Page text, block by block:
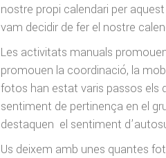
nostre propi calendari per
vam decidir de fer el nostre
Les activitats manuals
promouen la coordinació, la
fotos han estat varis passos els
sentiment de pertinença en el
destaquen el sentiment
Us deixem amb unes quantes